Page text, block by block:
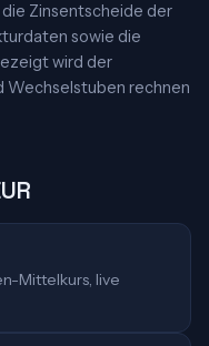
Zinsentscheide der
sowie die
wird der
Wechselstuben rechnen
Mittelkurs, live